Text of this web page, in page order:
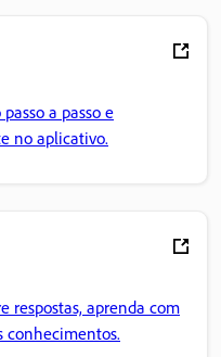
a passo e
no aplicativo.
respostas, aprenda com
conhecimentos.